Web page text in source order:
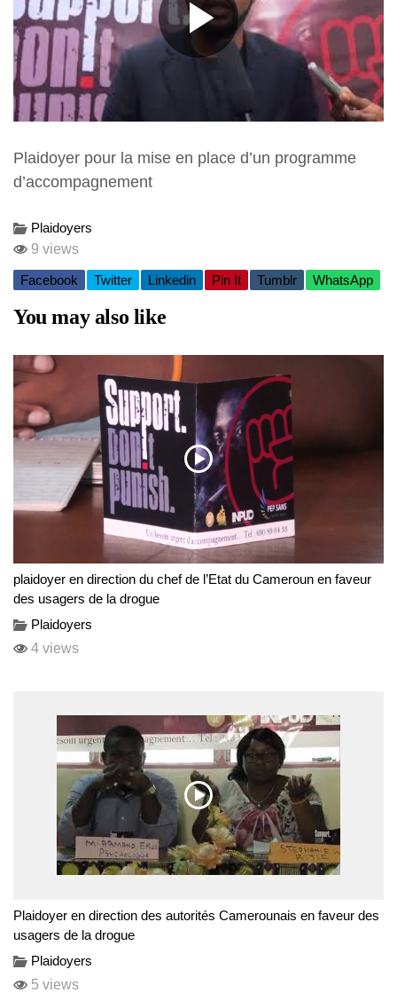
Plaidoyer pour la mise en place d’un programme
d’accompagnement
Plaidoyers
9 views
Facebook Twitter Linkedin Pin It Tumblr WhatsApp
You may also like
plaidoyer en direction du chef de l’Etat du Cameroun en faveur
des usagers de la drogue
Plaidoyers
4 views
Plaidoyer en direction des autorités Camerounais en faveur des
usagers de la drogue
Plaidoyers
5 views